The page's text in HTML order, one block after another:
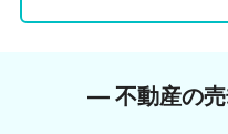
― 不動産の